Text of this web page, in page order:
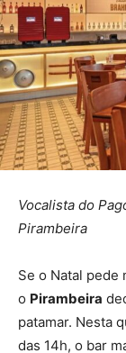
Vocalista do
Pirambeira
Se o Natal pede
o Pirambeira
patamar. Nesta
das 14h, o bar